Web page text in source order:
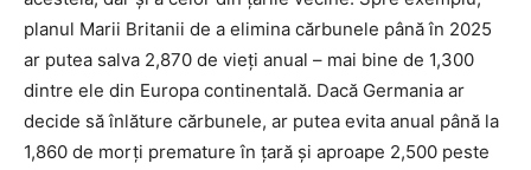
planul Marii Britanii de a elimina cărbunele până în 2025
ar putea salva 2,870 de vieți anual – mai bine de 1,300
dintre ele din Europa continentală. Dacă Germania ar
decide să înlăture cărbunele, ar putea evita anual până la
1,860 de morți premature în țară și aproape 2,500 peste